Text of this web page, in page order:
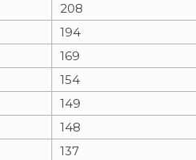
208
194
169
154
149
148
137